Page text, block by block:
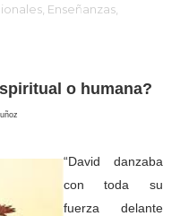
Enseñanzas,
o humana?
“David danzaba
con toda su
fuerza delante